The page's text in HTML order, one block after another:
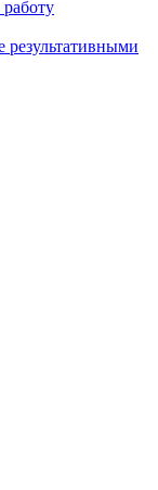
результативными